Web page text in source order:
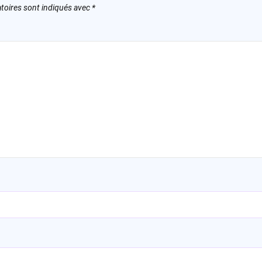
sont indiqués avec *